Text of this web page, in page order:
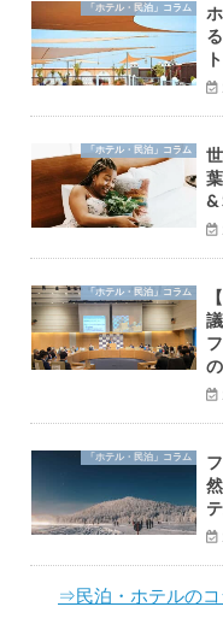
「ホテル・民泊」コラム
「ホテル・民泊」コラム
&
「ホテル・民泊」コラム
「ホテル・民泊」コラム
⇒民泊・ホテルの